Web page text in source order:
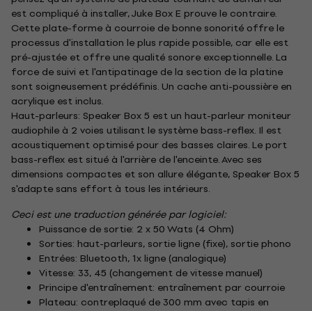
est compliqué à installer, Juke Box E prouve le contraire.
Cette plate-forme à courroie de bonne sonorité offre le
processus d'installation le plus rapide possible, car elle est
pré-ajustée et offre une qualité sonore exceptionnelle. La
force de suivi et l'antipatinage de la section de la platine
sont soigneusement prédéfinis. Un cache anti-poussière en
acrylique est inclus.
Haut-parleurs: Speaker Box 5 est un haut-parleur moniteur
audiophile à 2 voies utilisant le système bass-reflex. Il est
acoustiquement optimisé pour des basses claires. Le port
bass-reflex est situé à l'arrière de l'enceinte. Avec ses
dimensions compactes et son allure élégante, Speaker Box 5
s'adapte sans effort à tous les intérieurs.
Ceci est une traduction générée par logiciel:
Puissance de sortie: 2 x 50 Wats (4 Ohm)
Sorties: haut-parleurs, sortie ligne (fixe), sortie phono
Entrées: Bluetooth, 1x ligne (analogique)
Vitesse: 33, 45 (changement de vitesse manuel)
Principe d'entraînement: entraînement par courroie
Plateau: contreplaqué de 300 mm avec tapis en